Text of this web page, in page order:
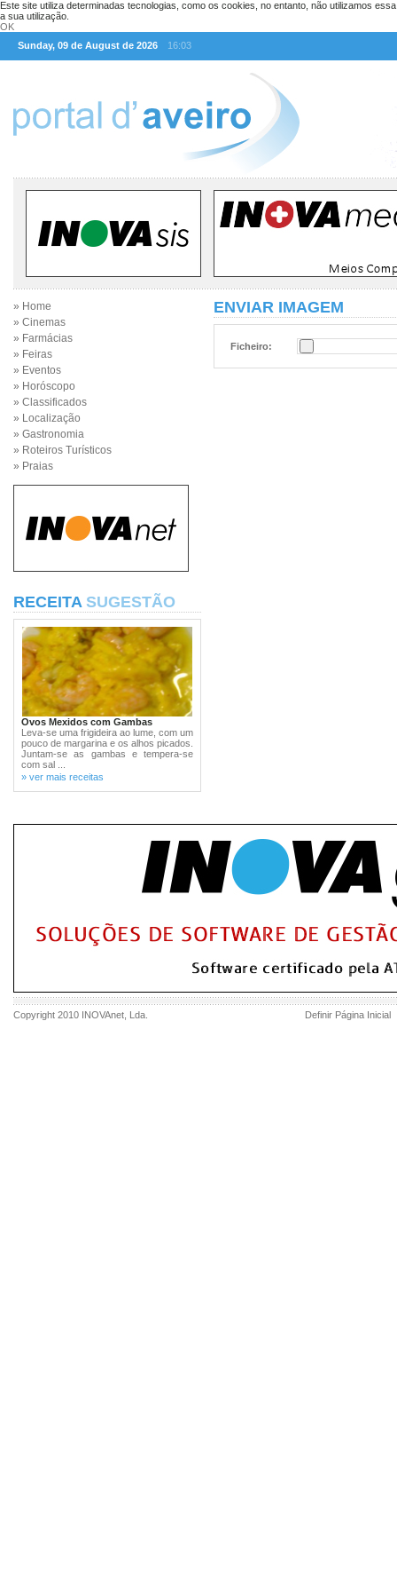
Este site utiliza determinadas tecnologias, como os cookies, no entanto, não utilizamos
a sua utilização.
OK
Sunday, 09 de August de 2026
16:03
» Home
» Cinemas
» Farmácias
» Feiras
» Eventos
» Horóscopo
» Classificados
» Localização
» Gastronomia
» Roteiros Turísticos
» Praias
RECEITA SUGESTÃO
Ovos Mexidos com Gambas
Leva-se uma frigideira ao lume, com um
pouco de margarina e os alhos picados.
Juntam-se as gambas e tempera-se
com sal ...
» ver mais receitas
ENVIAR IMAGEM
Ficheiro:
Copyright 2010 INOVAnet , Lda. Definir Página Inicial